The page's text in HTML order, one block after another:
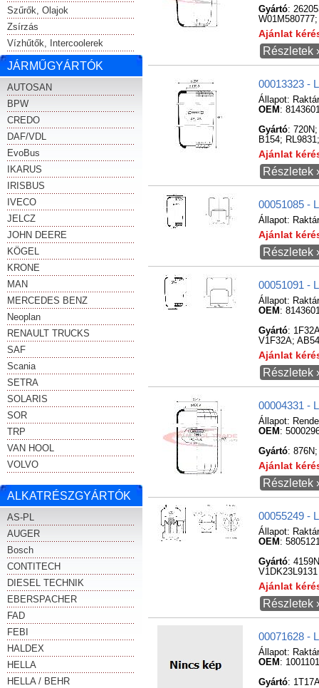
Szűrők, Olajok
Zsírzás
Vízhűtők, Intercoolerek
JÁRMŰGYÁRTÓK
AUTOSAN
BPW
CREDO
DAF/VDL
EvoBus
IKARUS
IRISBUS
IVECO
JELCZ
JOHN DEERE
KÖGEL
KRONE
MAN
MERCEDES BENZ
Neoplan
RENAULT TRUCKS
SAF
Scania
SETRA
SOLARIS
SOR
TRP
VAN HOOL
VOLVO
ALKATRÉSZGYÁRTÓK
AS-PL
AUGER
Bosch
CONTITECH
DIESEL TECHNIK
EBERSPACHER
FAD
FEBI
HALDEX
HELLA
HELLA / BEHR
Gyártó:
Ajánlat
Részletek
00013323 -
Állapot:
OEM :
Gyártó:
B154;
Ajánlat
Részletek
00051085 -
Állapot:
Ajánlat
Részletek
00051091 -
Állapot:
OEM :
Gyártó:
V1F32A;
Ajánlat
Részletek
00004331 -
Állapot:
OEM :
Gyártó:
Ajánlat
Részletek
00055249 -
Állapot:
OEM :
Gyártó:
V1DK23L9131
Ajánlat
Részletek
00071628 -
Állapot:
OEM :
Gyártó: